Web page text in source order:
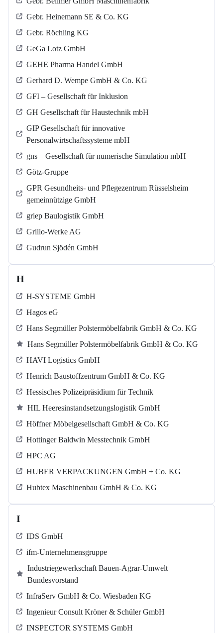
Gebr. Heinemann SE & Co. KG
Gebr. Röchling KG
GeGa Lotz GmbH
GEHE Pharma Handel GmbH
Gerhard D. Wempe GmbH & Co. KG
GFI – Gesellschaft für Inklusion
GH Gesellschaft für Haustechnik mbH
GIP Gesellschaft für innovative
Personalwirtschaftssysteme mbH
gns – Gesellschaft für numerische Simulation mbH
Götz-Gruppe
GPR Gesundheits- und Pflegezentrum Rüsselsheim
gemeinnützige GmbH
griep Baulogistik GmbH
Grillo-Werke AG
Gudrun Sjödén GmbH
H
H-SYSTEME GmbH
Hagos eG
Hans Segmüller Polstermöbelfabrik GmbH & Co. KG
Hans Segmüller Polstermöbelfabrik GmbH & Co. KG
HAVI Logistics GmbH
Henrich Baustoffzentrum GmbH & Co. KG
Hessisches Polizeipräsidium für Technik
HIL Heeresinstandsetzungslogistik GmbH
Höffner Möbelgesellschaft GmbH & Co. KG
Hottinger Baldwin Messtechnik GmbH
HPC AG
HUBER VERPACKUNGEN GmbH + Co. KG
Hubtex Maschinenbau GmbH & Co. KG
I
IDS GmbH
ifm-Unternehmensgruppe
Industriegewerkschaft Bauen-Agrar-Umwelt
Bundesvorstand
InfraServ GmbH & Co. Wiesbaden KG
Ingenieur Consult Kröner & Schüler GmbH
INSPECTOR SYSTEMS GmbH